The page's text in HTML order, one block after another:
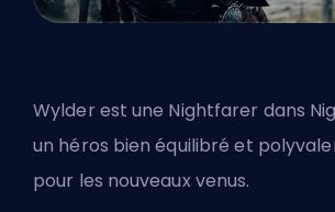
Wylder est une Nightfarer dans
un héros bien équilibré et
pour les nouveaux venus.